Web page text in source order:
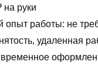
на руки
опыт работы: не
, удаленная